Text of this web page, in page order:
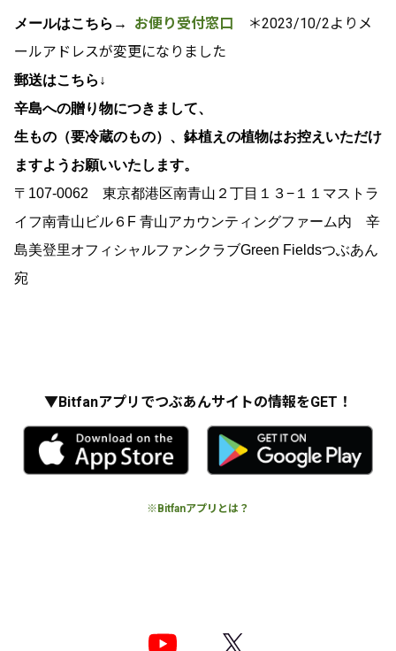
メールはこちら→ お便り受付窓口 ＊2023/10/2よりメ
ールアドレスが変更になりました
郵送はこちら↓
辛島への贈り物につきまして、
生もの（要冷蔵のもの）、鉢植えの植物はお控えいただけ
ますようお願いいたします。
〒107-0062 東京都港区南青山２丁目１３−１１マストラ
イフ南青山ビル６F 青山アカウンティングファーム内 辛
島美登里オフィシャルファンクラブGreen Fieldsつぶあん
宛
▼Bitfanアプリでつぶあんサイトの情報をGET！
※Bitfanアプリとは？